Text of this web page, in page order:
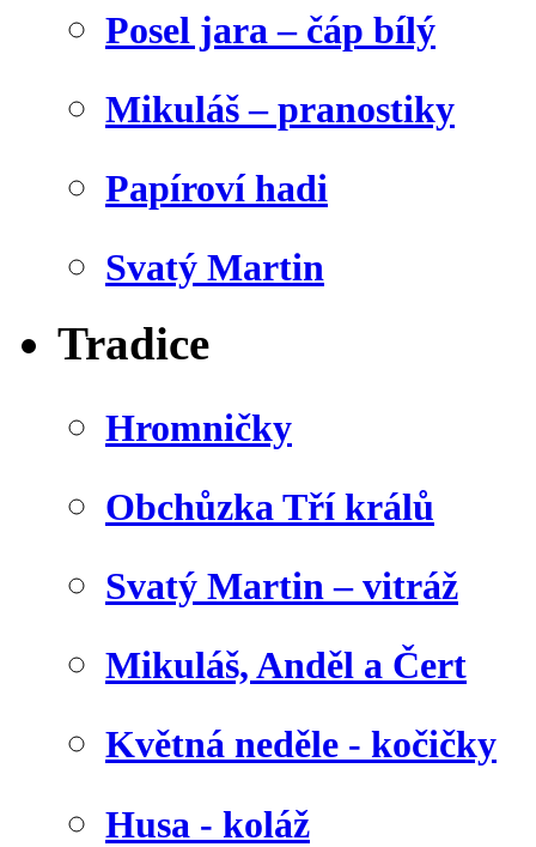
Posel jara – čáp bílý
Mikuláš – pranostiky
Papíroví hadi
Svatý Martin
Tradice
Hromničky
Obchůzka Tří králů
Svatý Martin – vitráž
Mikuláš, Anděl a Čert
Květná neděle - kočičky
Husa - koláž